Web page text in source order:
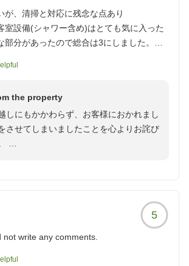
が、清掃と対応に残念な点あり
室設備(シャワー含め)はとても気に入った
部分があったので総合は3にしました。
ィック破片が3つほど残っていました。
違えていました。間違えは誰にでもあるの
はなく、
レジストレーションカードを確認されたこ
元々の記載が間違えていたのでは?と思っ
、後味の悪い滞在になりました。
hotel/voice/165238?
the property
しにもかかわらず、お客様におかれまし
させてしまいましたことを心よりお詫び
クアウト時の対応について、ご不快な思
した。お客様のご意見は今後の課題とし
5
write any comments.